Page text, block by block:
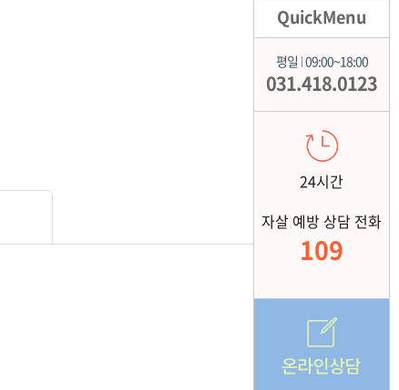
QuickMenu
평일 | 09:00~18:00
031.418.0123
24시간
자살 예방 상담 전화
109